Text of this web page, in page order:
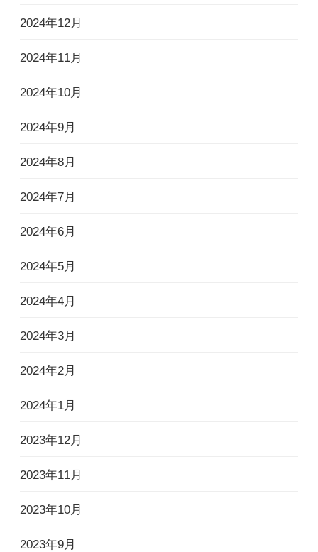
2024年12月
2024年11月
2024年10月
2024年9月
2024年8月
2024年7月
2024年6月
2024年5月
2024年4月
2024年3月
2024年2月
2024年1月
2023年12月
2023年11月
2023年10月
2023年9月